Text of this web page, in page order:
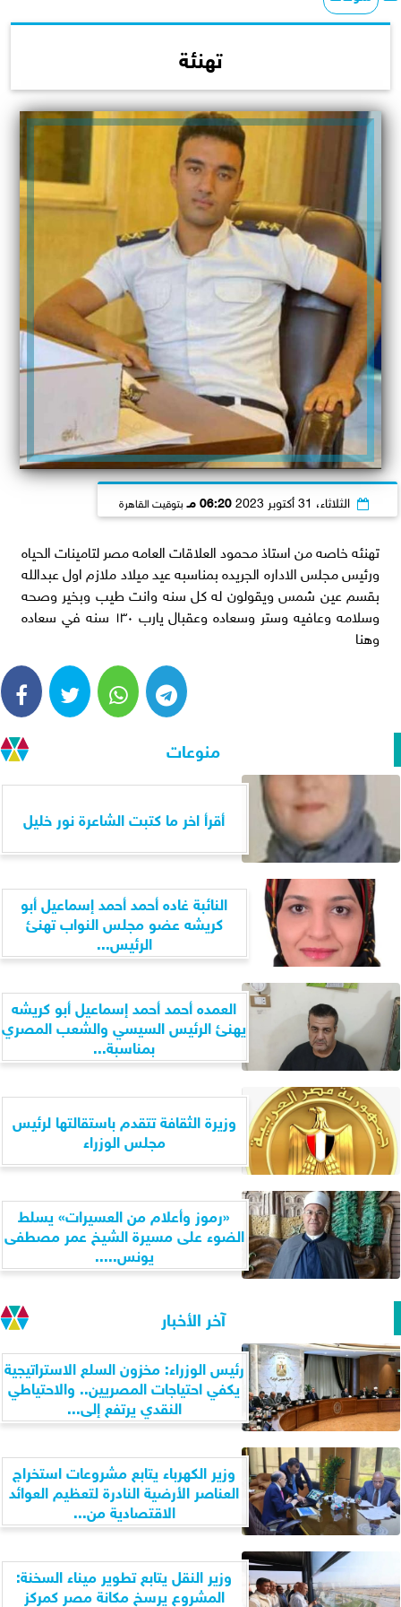
تهنئة
الثلاثاء، 31 أكتوبر 2023 06:20 مـ بتوقيت القاهرة
تهنئه خاصه من استاذ محمود العلاقات العامه مصر لتامينات الحياه
ورئيس مجلس الاداره الجريده بمناسبه عيد ميلاد ملازم اول عبدالله
بقسم عين شمس ويقولون له كل سنه وانت طيب وبخير وصحه
وسلامه وعافيه وستر وسعاده وعقبال يارب ١٣٠ سنه في سعاده
وهنا
منوعات
أقرأ اخر ما كتبت الشاعرة نور خليل
النائبة غاده أحمد أحمد إسماعيل أبو
كريشه عضو مجلس النواب تهنئ
الرئيس...
العمده أحمد أحمد إسماعيل أبو كريشه
يهنئ الرئيس السيسي والشعب المصري
بمناسبة...
وزيرة الثقافة تتقدم باستقالتها لرئيس
مجلس الوزراء
«رموز وأعلام من العسيرات» يسلط
الضوء على مسيرة الشيخ عمر مصطفى
يونس.....
آخر الأخبار
رئيس الوزراء: مخزون السلع الاستراتيجية
يكفي احتياجات المصريين.. والاحتياطي
النقدي يرتفع إلى...
وزير الكهرباء يتابع مشروعات استخراج
العناصر الأرضية النادرة لتعظيم العوائد
الاقتصادية من...
وزير النقل يتابع تطوير ميناء السخنة:
المشروع يرسخ مكانة مصر كمركز